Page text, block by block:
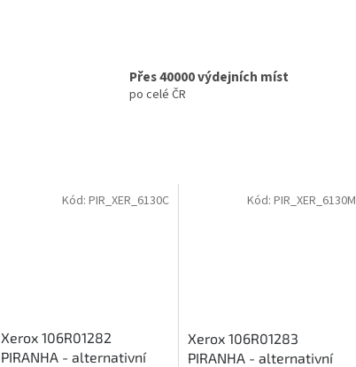
Přes 40000 výdejních míst
po celé ČR
Xerox 106R01282
PIRANHA - alternativní
Kód: PIR_XER_6130C
Xerox 106R01283
PIRANHA - alternativní
Kód:PIR_XER_6130M